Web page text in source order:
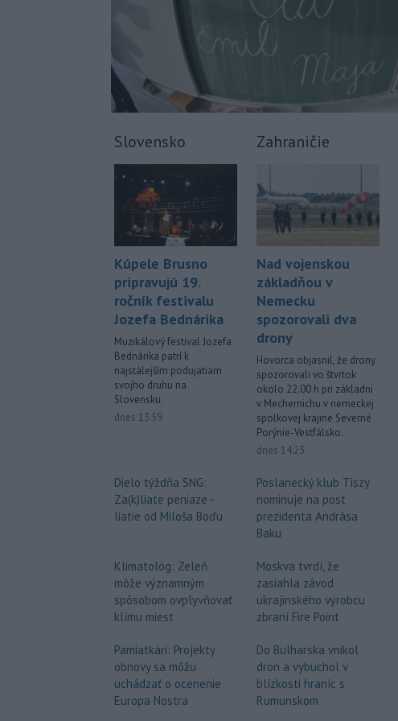
Slovensko
Kúpele Brusno
pripravujú 19.
ročník festivalu
Jozefa Bednárika
Muzikálový festival Jozefa
Bednárika patrí k
najstálejším podujatiam
svojho druhu na
Slovensku.
dnes 13:59
Dielo týždňa SNG:
Za(k)liate peniaze -
liatie od Miloša Boďu
Klimatológ: Zeleň
môže významným
spôsobom ovplyvňovať
klímu miest
Pamiatkári: Projekty
obnovy sa môžu
uchádzať o ocenenie
Europa Nostra
Zahraničie
Nad vojenskou
základňou v
Nemecku
spozorovali dva
drony
Hovorca objasnil, že drony
spozorovali vo štvrtok
okolo 22.00 h pri základni
v Mechernichu v nemeckej
spolkovej krajine Severné
Porýnie-Vestfálsko.
dnes 14:23
Poslanecký klub Tiszy
nominuje na post
prezidenta Andrása
Baku
Moskva tvrdí, že
zasiahla závod
ukrajinského výrobcu
zbraní Fire Point
Do Bulharska vnikol
dron a vybuchol v
blízkosti hraníc s
Rumunskom